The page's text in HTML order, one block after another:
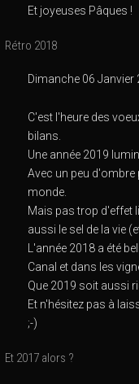
Et joyeuses Pâques !
Rétro 2018
Dimanche 06 Janvier
C'est l'heure des
bilans.
Une année 2019
Avec un peu d'ombre
monde.
Mais pas trop d'effet
aussi le sel de la vie
L'année 2018 a été
Canal et dans les
Que 2019 soit aussi
Et n'hésitez pas à
;-)
Et 2017 alors ?